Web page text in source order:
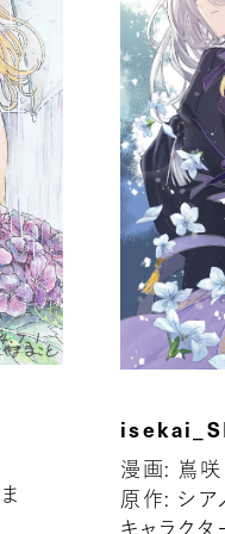
漫画: 嶌
原作: シア